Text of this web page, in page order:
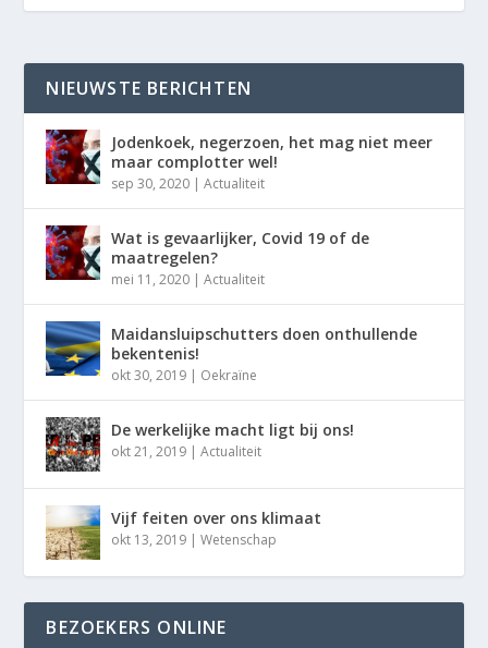
NIEUWSTE BERICHTEN
Jodenkoek, negerzoen, het mag niet meer
maar complotter wel!
sep 30, 2020 |Actualiteit
Wat is gevaarlijker, Covid 19 of de
maatregelen?
mei 11, 2020 |Actualiteit
Maidansluipschutters doen onthullende
bekentenis!
okt 30, 2019 | Oekraïne
De werkelijke macht ligt bij ons!
okt 21, 2019 |Actualiteit
Vijf feiten over ons klimaat
okt 13, 2019 |Wetenschap
BEZOEKERS ONLINE